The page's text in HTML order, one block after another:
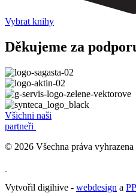
Vybrat knihy
Děkujeme za
Všichni naši
partneři
© 2026 Všechna práva vyhrazena
Vytvořil digihive - webdesign a